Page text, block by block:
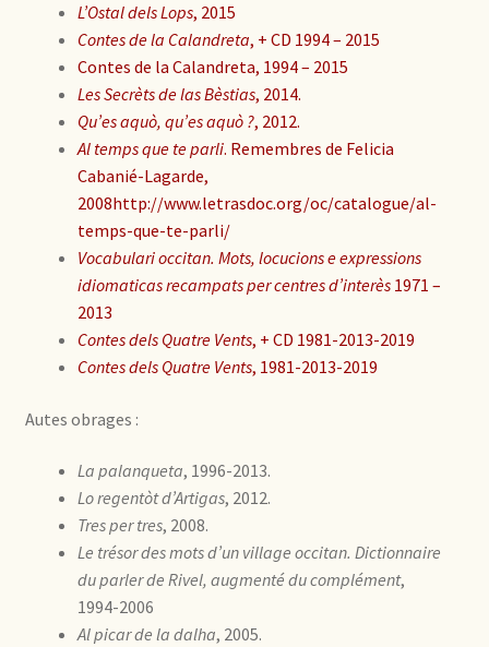
L’Ostal dels Lops, 2015
Contes de la Calandreta, + CD 1994 – 2015
Contes de la Calandreta, 1994 – 2015
Les Secrèts de las Bèstias, 2014.
Qu’es aquò, qu’es aquò ?, 2012.
Al temps que te parli. Remembres de Felicia
Cabanié-Lagarde,
2008http://www.letrasdoc.org/oc/catalogue/al-
temps-que-te-parli/
Vocabulari occitan. Mots, locucions e expressions
idiomaticas recampats per centres d’interès1971 –
2013
Contes dels Quatre Vents, + CD 1981-2013-2019
Contes dels Quatre Vents, 1981-2013-2019
Autes obrages :
La palanqueta, 1996-2013.
Lo regentòt d’Artigas, 2012.
Tres per tres, 2008.
Le trésor des mots d’un village occitan. Dictionnaire
du parler de Rivel, augmenté du complément,
1994-2006
Al picar de la dalha, 2005.